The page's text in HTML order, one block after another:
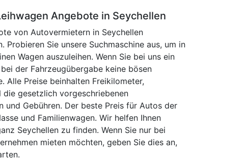
Angebote in Seychellen
von Autovermietern in Seychellen
Probieren Sie unsere Suchmaschine aus, um in
Wagen auszuleihen. Wenn Sie bei uns ein
der Fahrzeugübergabe keine bösen
Alle Preise beinhalten Freikilometer,
die gesetzlich vorgeschriebenen
und Gebühren. Der beste Preis für Autos der
und Familienwagen. Wir helfen Ihnen
Seychellen zu finden. Wenn Sie nur bei
mieten möchten, geben Sie dies an,